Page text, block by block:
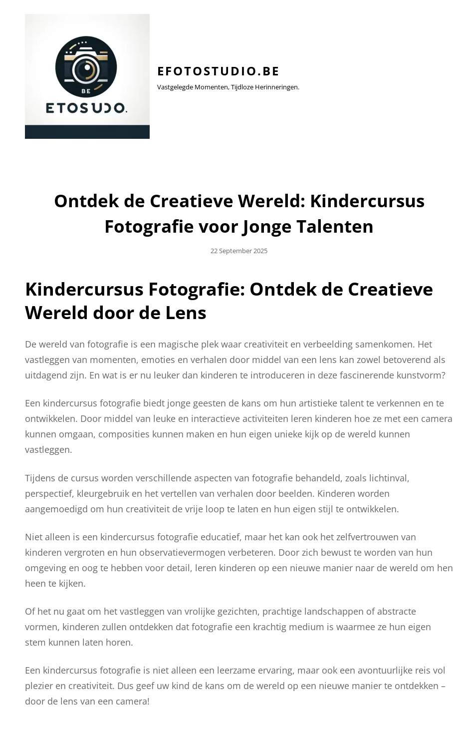
EFOTOSTUDIO.BE
Vastgelegde Momenten, Tijdloze Herinneringen.
Ontdek de Creatieve Wereld: Kindercursus
Fotografie voor Jonge Talenten
Geplaatst
22 September 2025
Kindercursus Fotografie: Ontdek de Creatieve
Wereld door de Lens
De wereld van fotografie is een magische plek waar creativiteit en verbeelding samenkomen. Het
vastleggen van momenten, emoties en verhalen door middel van een lens kan zowel betoverend als
uitdagend zijn. En wat is er nu leuker dan kinderen te introduceren in deze fascinerende kunstvorm?
Een kindercursus fotografie biedt jonge geesten de kans om hun artistieke talent te verkennen en te
ontwikkelen. Door middel van leuke en interactieve activiteiten leren kinderen hoe ze met een camera
kunnen omgaan, composities kunnen maken en hun eigen unieke kijk op de wereld kunnen
vastleggen.
Tijdens de cursus worden verschillende aspecten van fotografie behandeld, zoals lichtinval,
perspectief, kleurgebruik en het vertellen van verhalen door beelden. Kinderen worden
aangemoedigd om hun creativiteit de vrije loop te laten en hun eigen stijl te ontwikkelen.
Niet alleen is een kindercursus fotografie educatief, maar het kan ook het zelfvertrouwen van
kinderen vergroten en hun observatievermogen verbeteren. Door zich bewust te worden van hun
omgeving en oog te hebben voor detail, leren kinderen op een nieuwe manier naar de wereld om hen
heen te kijken.
Of het nu gaat om het vastleggen van vrolijke gezichten, prachtige landschappen of abstracte
vormen, kinderen zullen ontdekken dat fotografie een krachtig medium is waarmee ze hun eigen
stem kunnen laten horen.
Een kindercursus fotografie is niet alleen een leerzame ervaring, maar ook een avontuurlijke reis vol
plezier en creativiteit. Dus geef uw kind de kans om de wereld op een nieuwe manier te ontdekken –
door de lens van een camera!